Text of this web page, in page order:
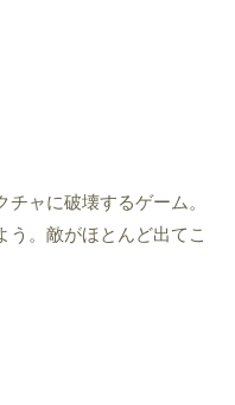
ャに破壊するゲーム。
う。敵がほとんど出てこ